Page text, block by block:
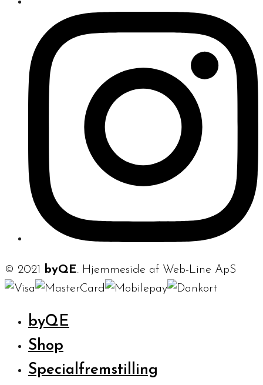
© 2021 byQE. Hjemmeside af Web-Line ApS
byQE
Shop
Specialfremstilling